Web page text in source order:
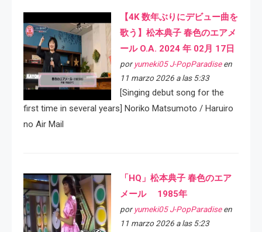
【4K 数年ぶりにデビュー曲を
歌う】松本典子 春色のエアメ
ール O.A. 2024 年 02月 17日
por yumeki05 J-PopParadiseen
11 marzo 2026 a las 5:33
[Singing debut song for the
first time in several years] Noriko Matsumoto / Haruiro
no Air Mail
「HQ」松本典子 春色のエア
メール 1985年
por yumeki05 J-PopParadiseen
11 marzo 2026 a las 5:23